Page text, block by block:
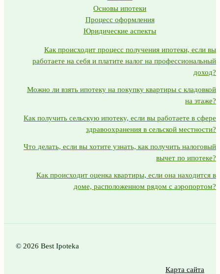
Основы ипотеки
Процесс оформления
Юридические аспекты
Как происходит процесс получения ипотеки, если вы
работаете на себя и платите налог на профессиональный
доход?
Можно ли взять ипотеку на покупку квартиры с кладовкой
на этаже?
Как получить сельскую ипотеку, если вы работаете в сфере
здравоохранения в сельской местности?
Что делать, если вы хотите узнать, как получить налоговый
вычет по ипотеке?
Как происходит оценка квартиры, если она находится в
доме, расположенном рядом с аэропортом?
© 2026 Best Ipoteka
Карта сайта